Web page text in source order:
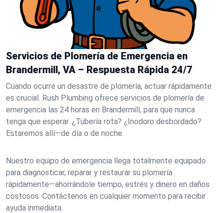
Servicios de Plomería de Emergencia en
Brandermill, VA – Respuesta Rápida 24/7
Cuando ocurre un desastre de plomería, actuar rápidamente
es crucial. Rush Plumbing ofrece servicios de plomería de
emergencia las 24 horas en Brandermill, para que nunca
tenga que esperar. ¿Tubería rota? ¿Inodoro desbordado?
Estaremos allí—de día o de noche.
Nuestro equipo de emergencia llega totalmente equipado
para diagnosticar, reparar y restaurar su plomería
rápidamente—ahorrándole tiempo, estrés y dinero en daños
costosos. Contáctenos en cualquier momento para recibir
ayuda inmediata.